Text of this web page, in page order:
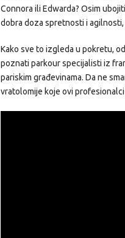
Connora ili Edwarda? Osim
dobra doza spretnosti i
Kako sve to izgleda u pokretu,
poznati parkour specijalisti iz
pariskim građevinama. Da ne
vratolomije koje ovi